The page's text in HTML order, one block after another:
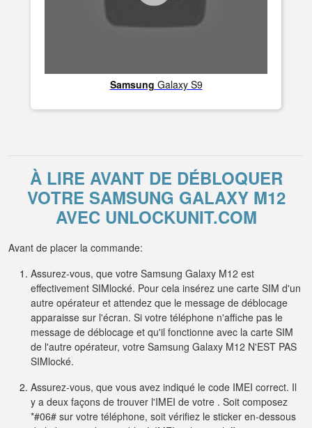
Samsung Galaxy S9
À LIRE AVANT DE DÉBLOQUER
VOTRE SAMSUNG GALAXY M12
AVEC UNLOCKUNIT.COM
Avant de placer la commande:
Assurez-vous, que votre Samsung Galaxy M12 est
effectivement SIMlocké. Pour cela insérez une carte SIM d'un
autre opérateur et attendez que le message de déblocage
apparaisse sur l'écran. Si votre téléphone n'affiche pas le
message de déblocage et qu'il fonctionne avec la carte SIM
de l'autre opérateur, votre Samsung Galaxy M12 N'EST PAS
SIMlocké.
Assurez-vous, que vous avez indiqué le code IMEI correct. Il
y a deux façons de trouver l'IMEI de votre . Soit composez
*#06# sur votre téléphone, soit vérifiez le sticker en-dessous